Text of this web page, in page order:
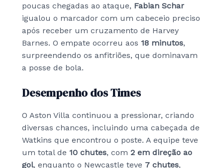
poucas chegadas ao ataque, Fabian Schar
igualou o marcador com um cabeceio preciso
após receber um cruzamento de Harvey
Barnes. O empate ocorreu aos 18 minutos,
surpreendendo os anfitriões, que dominavam
a posse de bola.
Desempenho dos Times
O Aston Villa continuou a pressionar, criando
diversas chances, incluindo uma cabeçada de
Watkins que encontrou o poste. A equipe teve
um total de 10 chutes, com 2 em direção ao
gol, enquanto o Newcastle teve 7 chutes,